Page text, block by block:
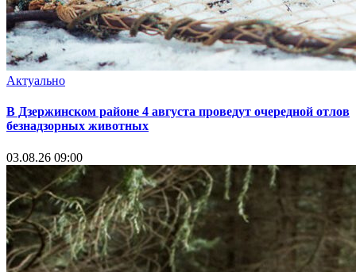
Актуально
В Дзержинском районе 4 августа проведут очередной отлов
безнадзорных животных
03.08.26 09:00